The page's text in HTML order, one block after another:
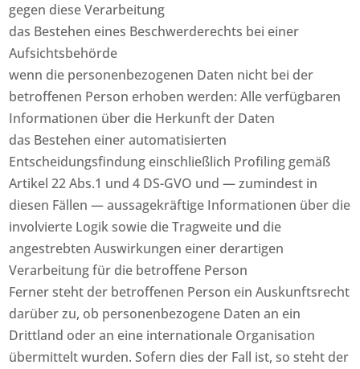
gegen diese Verarbeitung
das Bestehen eines Beschwerderechts bei einer
Aufsichtsbehörde
wenn die personenbezogenen Daten nicht bei der
betroffenen Person erhoben werden: Alle verfügbaren
Informationen über die Herkunft der Daten
das Bestehen einer automatisierten
Entscheidungsfindung einschließlich Profiling gemäß
Artikel 22 Abs.1 und 4 DS-GVO und — zumindest in
diesen Fällen — aussagekräftige Informationen über die
involvierte Logik sowie die Tragweite und die
angestrebten Auswirkungen einer derartigen
Verarbeitung für die betroffene Person
Ferner steht der betroffenen Person ein Auskunftsrecht
darüber zu, ob personenbezogene Daten an ein
Drittland oder an eine internationale Organisation
übermittelt wurden. Sofern dies der Fall ist, so steht der